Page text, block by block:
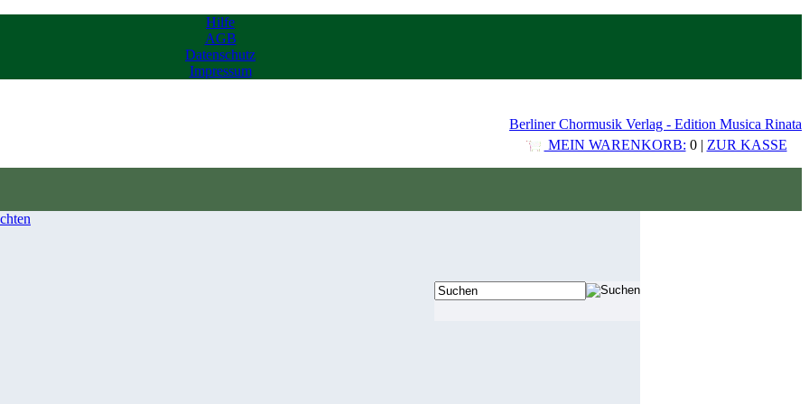
Hilfe
AGB
Datenschutz
Impressum
Berliner Chormusik Verlag - Edition Musica Rinata
MEIN WARENKORB: 0 | ZUR KASSE